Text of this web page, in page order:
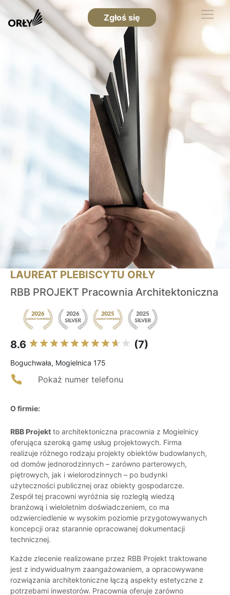
Zgłoś się
LAUREAT PLEBISCYTU ORŁY
RBB PROJEKT Pracownia Architektoniczna
8.6 (7)
Boguchwała, Mogielnica 175
Pokaż numer telefonu
O firmie:
RBB Projekt to architektoniczna pracownia z Mogielnicy
oferująca szeroką gamę usług projektowych. Firma
realizuje różnego rodzaju projekty obiektów budowlanych,
od domów jednorodzinnych – zarówno parterowych,
piętrowych, jak i wielorodzinnych – po budynki
użyteczności publicznej oraz obiekty gospodarcze.
Zespół tej pracowni wyróżnia się rozległą wiedzą
branżową i wieloletnim doświadczeniem, co ma
odzwierciedlenie w wysokim poziomie przygotowywanych
koncepcji oraz starannie opracowanej dokumentacji
technicznej.
Każde zlecenie realizowane przez RBB Projekt traktowane
jest z indywidualnym zaangażowaniem, a opracowywane
rozwiązania architektoniczne łączą aspekty estetyczne z
potrzebami inwestorów. Pracownia oferuje zarówno